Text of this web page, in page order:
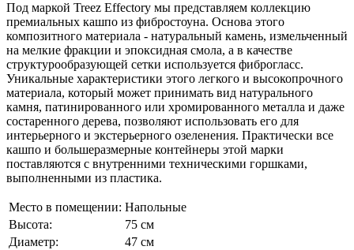
Под маркой Treez Effectory мы представляем коллекцию
премиальных кашпо из фибростоуна. Основа этого
композитного материала - натуральный камень, измельченный
на мелкие фракции и эпоксидная смола, а в качестве
структурообразующей сетки используется фиброгласс.
Уникальные характеристики этого легкого и высокопрочного
материала, который может принимать вид натурального
камня, патинированного или хромированного металла и даже
состаренного дерева, позволяют использовать его для
интерьерного и экстерьерного озеленения. Практически все
кашпо и большеразмерные контейнеры этой марки
поставляются с внутренними техническими горшками,
выполненными из пластика.
Место в помещении: Напольные
Высота:
75 см
Диаметр:
47 см